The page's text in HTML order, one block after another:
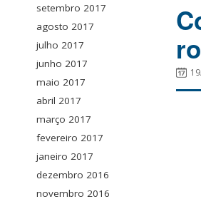
setembro 2017
agosto 2017
julho 2017
junho 2017
maio 2017
abril 2017
março 2017
fevereiro 2017
janeiro 2017
dezembro 2016
novembro 2016